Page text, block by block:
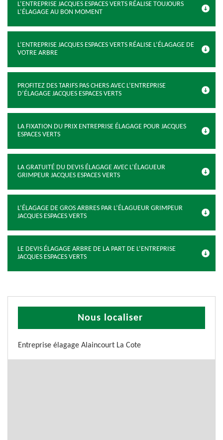
L’ENTREPRISE JACQUES ESPACES VERTS RÉALISE TOUJOURS
L’ÉLAGAGE AU BON MOMENT
L’ENTREPRISE JACQUES ESPACES VERTS RÉALISE L’ÉLAGAGE DE
VOTRE ARBRE
PROFITEZ DES TARIFS PAS CHERS AVEC L’ENTREPRISE
D’ÉLAGAGE JACQUES ESPACES VERTS
LA FIXATION DU PRIX ENTREPRISE ÉLAGAGE POUR JACQUES
ESPACES VERTS
LA GRATUITÉ DU DEVIS ÉLAGAGE AVEC L’ÉLAGUEUR
GRIMPEUR JACQUES ESPACES VERTS
L’ÉLAGAGE DE GROS ARBRES PAR L’ÉLAGUEUR GRIMPEUR
JACQUES ESPACES VERTS
LE DEVIS ÉLAGAGE ARBRE DE LA PART DE L’ENTREPRISE
JACQUES ESPACES VERTS
Nous localiser
Entreprise élagage Alaincourt La Cote